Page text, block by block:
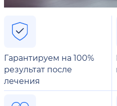
Гарантируем на 100%
результат после
лечения